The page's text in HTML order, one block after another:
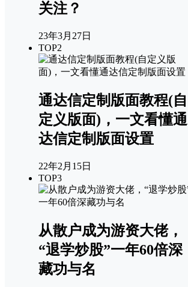
关注？
23年3月27日
TOP2
通达信定制版面教程(自
定义版面)，一文看懂通
达信定制版面设置
22年2月15日
TOP3
从散户成为游资大佬，
“退学炒股”一年60倍深
藏功与名